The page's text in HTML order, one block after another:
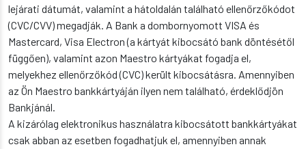
lejárati dátumát, valamint a hátoldalán található ellenőrzőkódot
(CVC/CVV) megadják. A Bank a dombornyomott VISA és
Mastercard, Visa Electron (a kártyát kibocsátó bank döntésétől
függően), valamint azon Maestro kártyákat fogadja el,
melyekhez ellenőrzőkód (CVC) került kibocsátásra. Amennyiben
az Ön Maestro bankkártyáján ilyen nem található, érdeklődjön
Bankjánál.
A kizárólag elektronikus használatra kibocsátott bankkártyákat
csak abban az esetben fogadhatjuk el, amennyiben annak